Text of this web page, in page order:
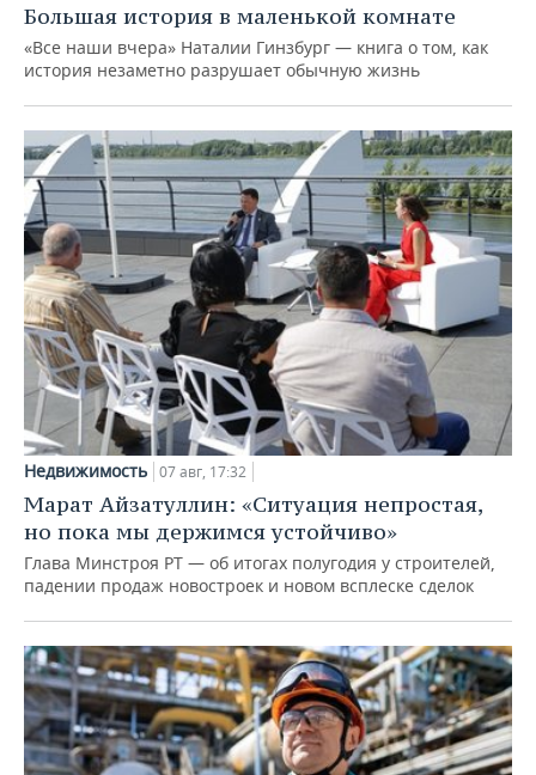
Большая история в маленькой комнате
«Все наши вчера» Наталии Гинзбург — книга о том, как
история незаметно разрушает обычную жизнь
Недвижимость 07 авг, 17:32
Марат Айзатуллин: «Ситуация непростая,
но пока мы держимся устойчиво»
Глава Минстроя РТ — об итогах полугодия у строителей,
падении продаж новостроек и новом всплеске сделок